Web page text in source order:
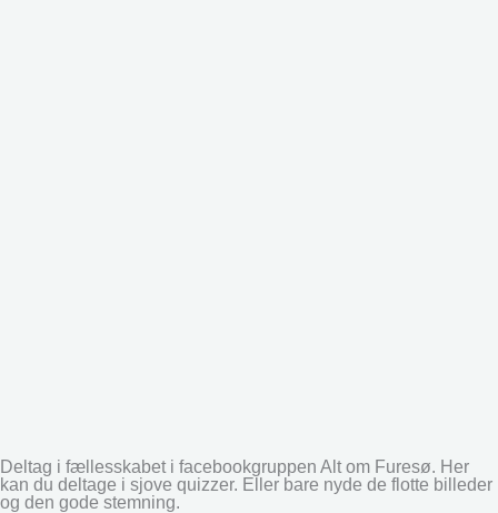
Deltag i fællesskabet i facebookgruppen Alt om Furesø. Her
kan du deltage i sjove quizzer. Eller bare nyde de flotte billeder
og den gode stemning.